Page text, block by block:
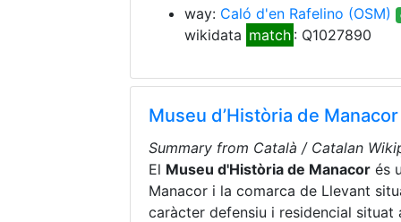
way: Caló d'en Rafelino (OSM)
wikidata match : Q1027890
Museu d’Història de
Summary from Català / Catalan
El Museu d'Història de Manacor és
Manacor i la comarca de Llevant
caràcter defensiu i residencial situat